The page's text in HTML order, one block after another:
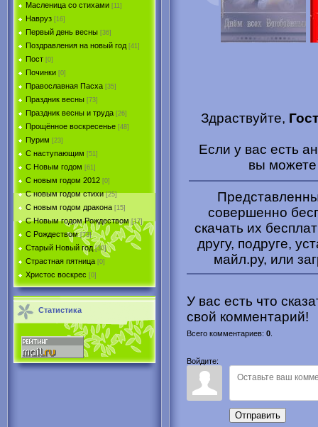
Масленица со стихами [11]
Навруз [16]
Первый день весны [36]
Поздравления на новый год [41]
Пост [0]
Починки [0]
Православная Пасха [35]
Праздник весны [73]
Праздник весны и труда [26]
Прощённое воскресенье [48]
Пурим [23]
C наступающим [51]
С Новым годом [61]
С новым годом 2012 [0]
С новым годом стихи [25]
С новым годом дракона [15]
C Новым годом Рождеством [17]
С Рождеством [73]
Старый Новый год [30]
Страстная пятница [0]
Христоc воскрес [0]
Статистика
Здраствуйте,
Если у вас есть
вы
совершенно
скачать их
другу, подруге,
майл.ру, или
У вас есть что
свой комментарий!
Всего комментариев: 0
Войдите:
Отправить